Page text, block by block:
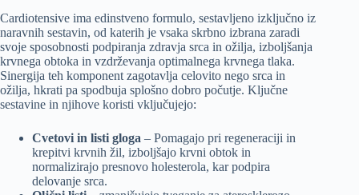
Cardiotensive ima edinstveno formulo, sestavljeno izključno iz
naravnih sestavin, od katerih je vsaka skrbno izbrana zaradi
svoje sposobnosti podpiranja zdravja srca in ožilja, izboljšanja
krvnega obtoka in vzdrževanja optimalnega krvnega tlaka.
Sinergija teh komponent zagotavlja celovito nego srca in
ožilja, hkrati pa spodbuja splošno dobro počutje. Ključne
sestavine in njihove koristi vključujejo:
Cvetovi in listi gloga – Pomagajo pri regeneraciji in
krepitvi krvnih žil, izboljšajo krvni obtok in
normalizirajo presnovo holesterola, kar podpira
delovanje srca.